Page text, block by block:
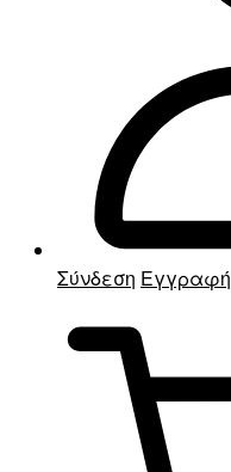
Σύνδεση Εγγραφή